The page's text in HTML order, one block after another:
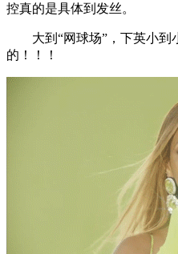
控真的是具体到发丝。
大到“网球场”，下英小到
的！！！